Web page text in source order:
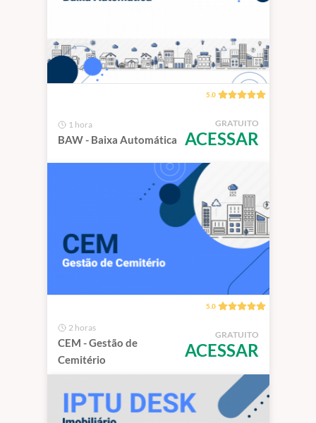
5.0
1 hora
BAW - Baixa Automática
GRATUITO
ACESSAR
5.0
2 horas
CEM - Gestão de
Cemitério
GRATUITO
ACESSAR